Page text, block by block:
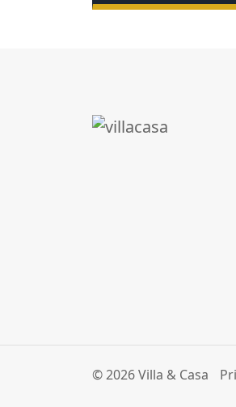
© 2026 Villa & Casa